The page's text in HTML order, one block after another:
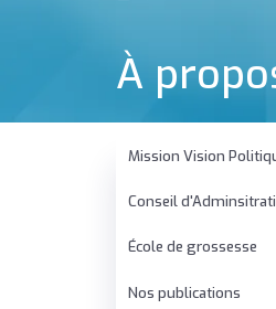
À
Mission Vision
Conseil
École de grossesse
Nos publications